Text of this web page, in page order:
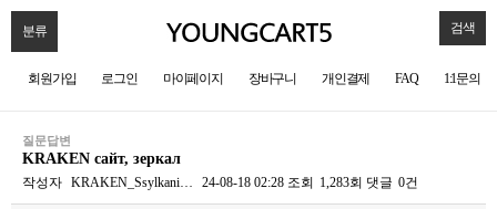
분류 검색
회원가입 로그인 마이페이지 장바구니 개인결제 FAQ 1:1문의
질문답변
KRAKEN сайт, зеркал
작성자 KRAKEN_Ssylkani… 24-08-18 02:28 조회 1,283회 댓글 0건